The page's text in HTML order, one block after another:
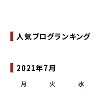
2021年7月
月 火 水
人気ブログランキング